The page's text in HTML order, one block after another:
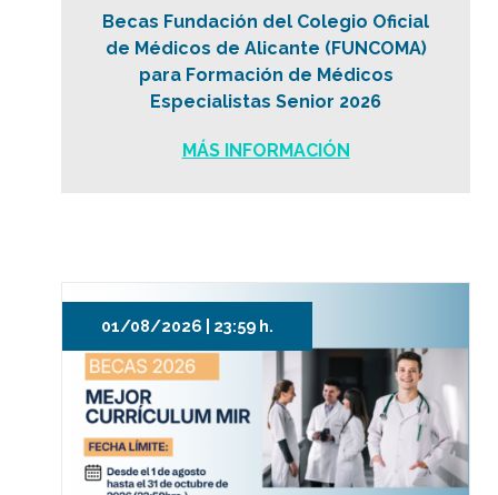
Becas Fundación del Colegio Oficial
de Médicos de Alicante (FUNCOMA)
para Formación de Médicos
Especialistas Senior 2026
MÁS INFORMACIÓN
01/08/2026 | 23:59 h.